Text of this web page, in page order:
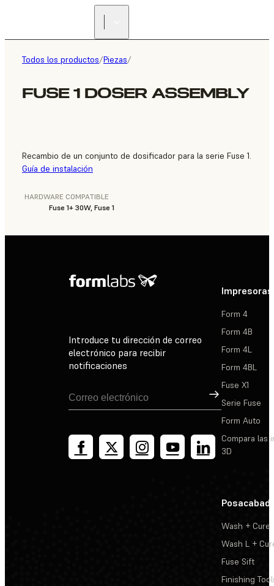
Todos los productos/Piezas/
FUSE 1 DOSER ASSEMBLY
Recambio de un conjunto de dosificador para la serie Fuse 1.
Guía de instalación
HARDWARE COMPATIBLE
Fuse 1+ 30W, Fuse 1
Introduce tu dirección de correo
electrónico para recibir
notificaciones
Suscribirse
Impresoras
Form 4
Form 4B
Form 4L
Form 4BL
Fuse X1
Serie Fuse
Form Auto
Compara las
3D
Wash + Cure
Wash L +
Fuse Sift
Finishing